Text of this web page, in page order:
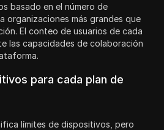
basado en el número de
organizaciones más grandes que
El conteo de usuarios de cada
las capacidades de colaboración
para cada plan de
límites de dispositivos, pero